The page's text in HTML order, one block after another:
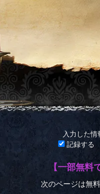
入力した情
記録する
【一部無料
次のページは無